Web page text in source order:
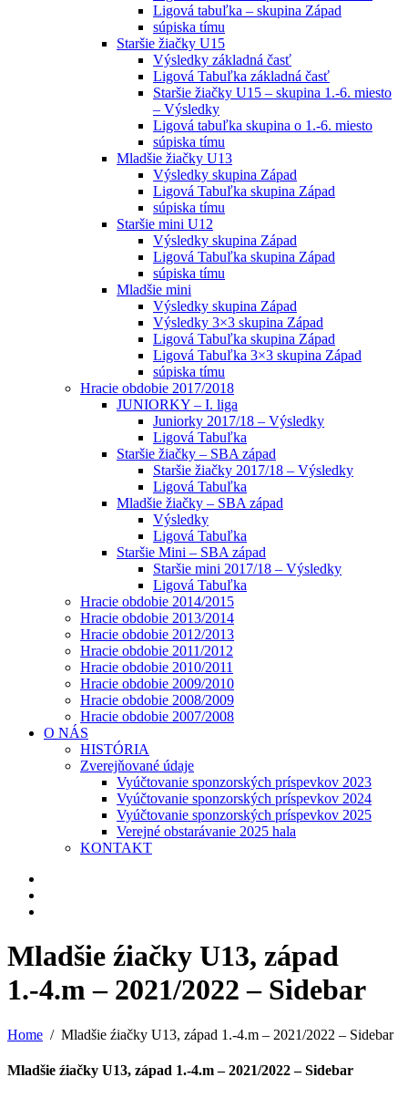
Ligová tabuľka – skupina Západ
súpiska tímu
Staršie žiačky U15
Výsledky základná časť
Ligová Tabuľka základná časť
Staršie žiačky U15 – skupina 1.-6. miesto
– Výsledky
Ligová tabuľka skupina o 1.-6. miesto
súpiska tímu
Mladšie žiačky U13
Výsledky skupina Západ
Ligová Tabuľka skupina Západ
súpiska tímu
Staršie mini U12
Výsledky skupina Západ
Ligová Tabuľka skupina Západ
súpiska tímu
Mladšie mini
Výsledky skupina Západ
Výsledky 3×3 skupina Západ
Ligová Tabuľka skupina Západ
Ligová Tabuľka 3×3 skupina Západ
súpiska tímu
Hracie obdobie 2017/2018
JUNIORKY – I. liga
Juniorky 2017/18 – Výsledky
Ligová Tabuľka
Staršie žiačky – SBA západ
Staršie žiačky 2017/18 – Výsledky
Ligová Tabuľka
Mladšie žiačky – SBA západ
Výsledky
Ligová Tabuľka
Staršie Mini – SBA západ
Staršie mini 2017/18 – Výsledky
Ligová Tabuľka
Hracie obdobie 2014/2015
Hracie obdobie 2013/2014
Hracie obdobie 2012/2013
Hracie obdobie 2011/2012
Hracie obdobie 2010/2011
Hracie obdobie 2009/2010
Hracie obdobie 2008/2009
Hracie obdobie 2007/2008
O NÁS
HISTÓRIA
Zverejňované údaje
Vyúčtovanie sponzorských príspevkov 2023
Vyúčtovanie sponzorských príspevkov 2024
Vyúčtovanie sponzorských príspevkov 2025
Verejné obstarávanie 2025 hala
KONTAKT
Mladšie źiačky U13, západ
1.-4.m – 2021/2022 – Sidebar
Home Mladšie źiačky U13, západ 1.-4.m – 2021/2022 – Sidebar
Mladšie źiačky U13, západ 1.-4.m – 2021/2022 – Sidebar